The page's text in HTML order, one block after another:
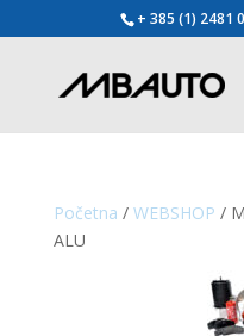
+ 385 (1) 2481
Početna / WEBSHOP /
ALU